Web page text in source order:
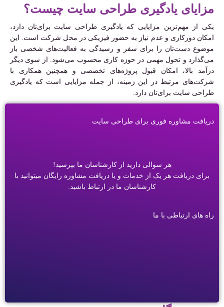
مزایای یادگیری طراحی سایت چیست؟
یکی از مهم‌ترین مزایایی که یادگیری طراحی سایت برای‌تان دارد،
امکان دورکاری و عدم نیاز به حضور فیزیکی در محل شرکت است. این
موضوع دست‌تان را برای سفر و رسیدگی به فعالیت‌های شخصی باز
می‌گذارد و تحول مهمی در حوزه کاری محسوب می‌شود. از سوی دیگر
درآمد بالا، امکان قبول پروژه‌های تخصصی و همچنین همکاری با
شرکت‌های مرتبط در این زمینه، از جمله مزایایی است که یادگیری
طراحی سایت برای‌تان دارد.
دریافت مشاوره فوری برای طراحی سایت
هر سوالی دارید از کارشناسان ما بپرسید!
برای دریافت هر یک از خدمات و یا دریافت مشاوره رایگان میتوانید با
کارشناسان ما در ارتباط باشید.
راه های ارتباطی با ما